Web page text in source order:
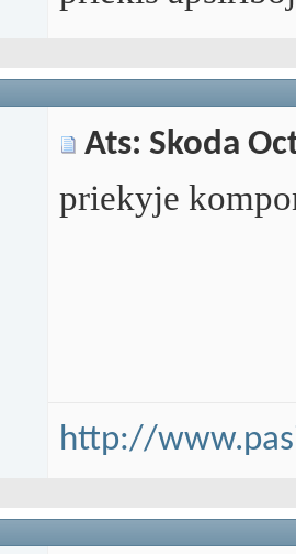
Ats: Skoda
priekyje
http://